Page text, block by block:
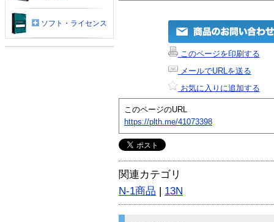
このページを印刷する
メールでURLを送る
お気に入りに追加する
このページのURL
https://plth.me/41073398
関連カテゴリ
N-1商品 | 13N
ソフト・ライセンス